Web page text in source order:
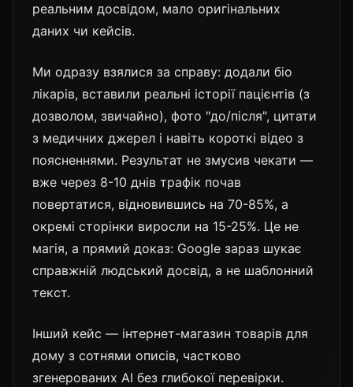
реальним досвідом, мало оригінальних
даних чи кейсів.
Ми одразу взялися за справу: додали біо
лікарів, вставили реальні історії пацієнтів (з
дозволом, звичайно), фото "до/після", цитати
з медичних джерел і навіть короткі відео з
поясненнями. Результат не змусив чекати —
вже через 8-10 днів трафік почав
повертатися, відновившись на 70-85%, а
окремі сторінки виросли на 15-25%. Це не
магія, а прямий доказ: Google зараз шукає
справжній людський досвід, а не шаблонний
текст.
Інший кейс — інтернет-магазин товарів для
дому з сотнями описів, частково
згенерованих AI без глибокої перевірки.